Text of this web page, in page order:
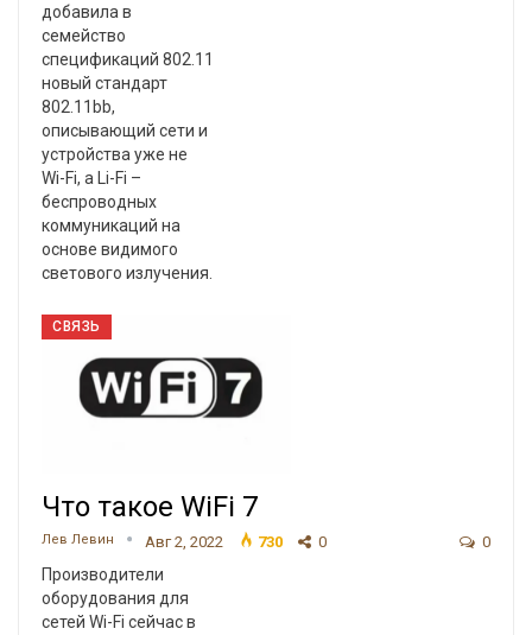
добавила в
семейство
спецификаций 802.11
новый стандарт
802.11bb,
описывающий сети и
устройства уже не
Wi-Fi, а Li-Fi –
беспроводных
коммуникаций на
основе видимого
светового излучения.
СВЯЗЬ
Что такое WiFi 7
Лев Левин Авг 2, 2022 730 0 0
Производители
оборудования для
сетей Wi-Fi сейчас в